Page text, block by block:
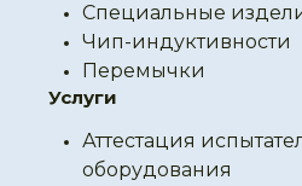
Специальные
Чип-индуктивности
Перемычки
Услуги
Аттестация
оборудования